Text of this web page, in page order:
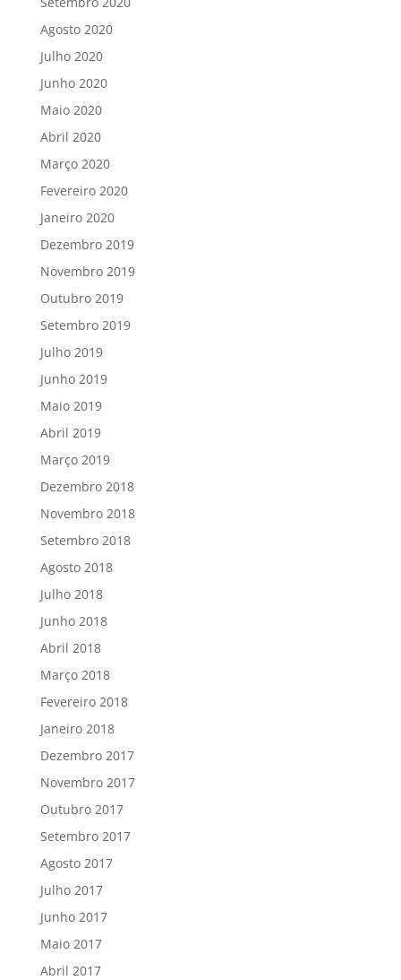
Agosto 2020
Julho 2020
Junho 2020
Maio 2020
Abril 2020
Março 2020
Fevereiro 2020
Janeiro 2020
Dezembro 2019
Novembro 2019
Outubro 2019
Setembro 2019
Julho 2019
Junho 2019
Maio 2019
Abril 2019
Março 2019
Dezembro 2018
Novembro 2018
Setembro 2018
Agosto 2018
Julho 2018
Junho 2018
Abril 2018
Março 2018
Fevereiro 2018
Janeiro 2018
Dezembro 2017
Novembro 2017
Outubro 2017
Setembro 2017
Agosto 2017
Julho 2017
Junho 2017
Maio 2017
Abril 2017